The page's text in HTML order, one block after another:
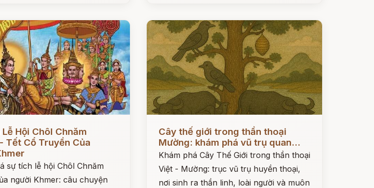
Hội Chôl Chnăm
Tết Cổ Truyền Của
sự tích lễ hội Chôl Chnăm
người Khmer: câu chuyện
Cây thế giới trong thần thoại
Mường: khám phá vũ trụ quan...
Khám phá Cây Thế Giới trong thần thoại
Việt - Mường: trục vũ trụ huyền thoại,
nơi sinh ra thần linh, loài người và muôn